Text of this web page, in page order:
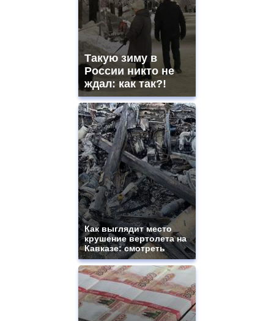
Такую зиму в
России никто не
ждал: как так?!
Как выглядит место
крушение вертолета на
Кавказе: смотреть